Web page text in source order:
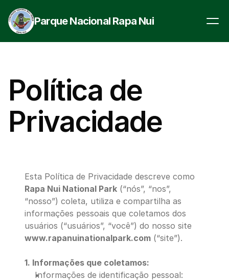
Parque Nacional Rapa Nui
Política de
Privacidade
Rapa Nui National Park (“nós”, “nos”,
“nosso”) coleta, utiliza e compartilha as
informações pessoais que coletamos dos
www.rapanuinationalpark.com (“site”).
1. Informações que coletamos:
Informações de identificação pessoal: